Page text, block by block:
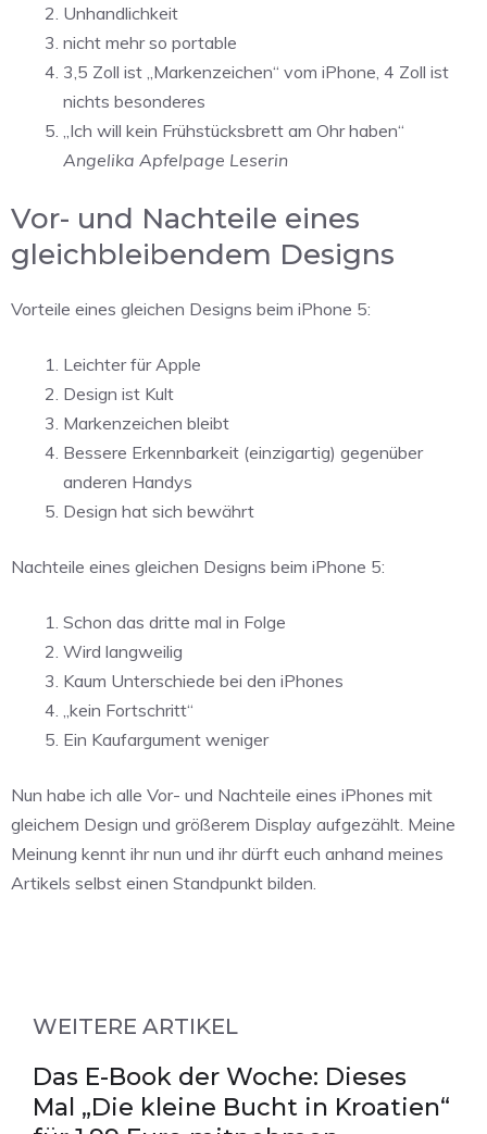
Unhandlichkeit
nicht mehr so portable
3,5 Zoll ist „Markenzeichen“ vom iPhone, 4 Zoll ist
nichts besonderes
„Ich will kein Frühstücksbrett am Ohr haben“
Angelika Apfelpage Leserin
Vor- und Nachteile eines
gleichbleibendem Designs
Vorteile eines gleichen Designs beim iPhone 5:
Leichter für Apple
Design ist Kult
Markenzeichen bleibt
Bessere Erkennbarkeit (einzigartig) gegenüber
anderen Handys
Design hat sich bewährt
Nachteile eines gleichen Designs beim iPhone 5:
Schon das dritte mal in Folge
Wird langweilig
Kaum Unterschiede bei den iPhones
„kein Fortschritt“
Ein Kaufargument weniger
Nun habe ich alle Vor- und Nachteile eines iPhones mit
gleichem Design und größerem Display aufgezählt. Meine
Meinung kennt ihr nun und ihr dürft euch anhand meines
Artikels selbst einen Standpunkt bilden.
WEITERE ARTIKEL
Das E-Book der Woche: Dieses
Mal „Die kleine Bucht in Kroatien“